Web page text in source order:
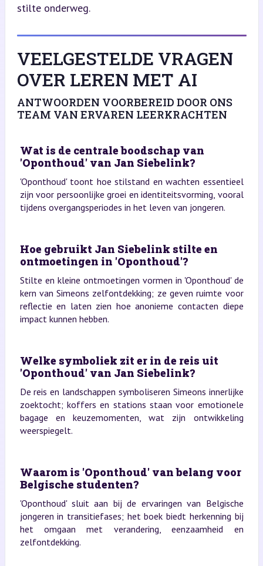
stilte onderweg.
VEELGESTELDE VRAGEN
OVER LEREN MET AI
ANTWOORDEN VOORBEREID DOOR ONS
TEAM VAN ERVAREN LEERKRACHTEN
Wat is de centrale boodschap van
'Oponthoud' van Jan Siebelink?
'Oponthoud' toont hoe stilstand en wachten essentieel
zijn voor persoonlijke groei en identiteitsvorming, vooral
tijdens overgangsperiodes in het leven van jongeren.
Hoe gebruikt Jan Siebelink stilte en
ontmoetingen in 'Oponthoud'?
Stilte en kleine ontmoetingen vormen in 'Oponthoud' de
kern van Simeons zelfontdekking; ze geven ruimte voor
reflectie en laten zien hoe anonieme contacten diepe
impact kunnen hebben.
Welke symboliek zit er in de reis uit
'Oponthoud' van Jan Siebelink?
De reis en landschappen symboliseren Simeons innerlijke
zoektocht; koffers en stations staan voor emotionele
bagage en keuzemomenten, wat zijn ontwikkeling
weerspiegelt.
Waarom is 'Oponthoud' van belang voor
Belgische studenten?
'Oponthoud' sluit aan bij de ervaringen van Belgische
jongeren in transitiefases; het boek biedt herkenning bij
het omgaan met verandering, eenzaamheid en
zelfontdekking.